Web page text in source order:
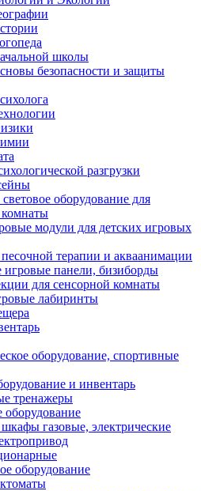
школы
безопасности и защиты
разгрузки
оборудование для
модули для детских игровых
терапии и акваанимации
игровые панели, бизиборды
для сенсорной комнаты
лабиринты
оборудование, спортивные
и инвентарь
тренажеры
оборудование
газовые, электрические
оборудование